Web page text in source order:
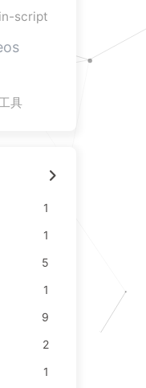
script
具
1
1
5
1
9
2
1